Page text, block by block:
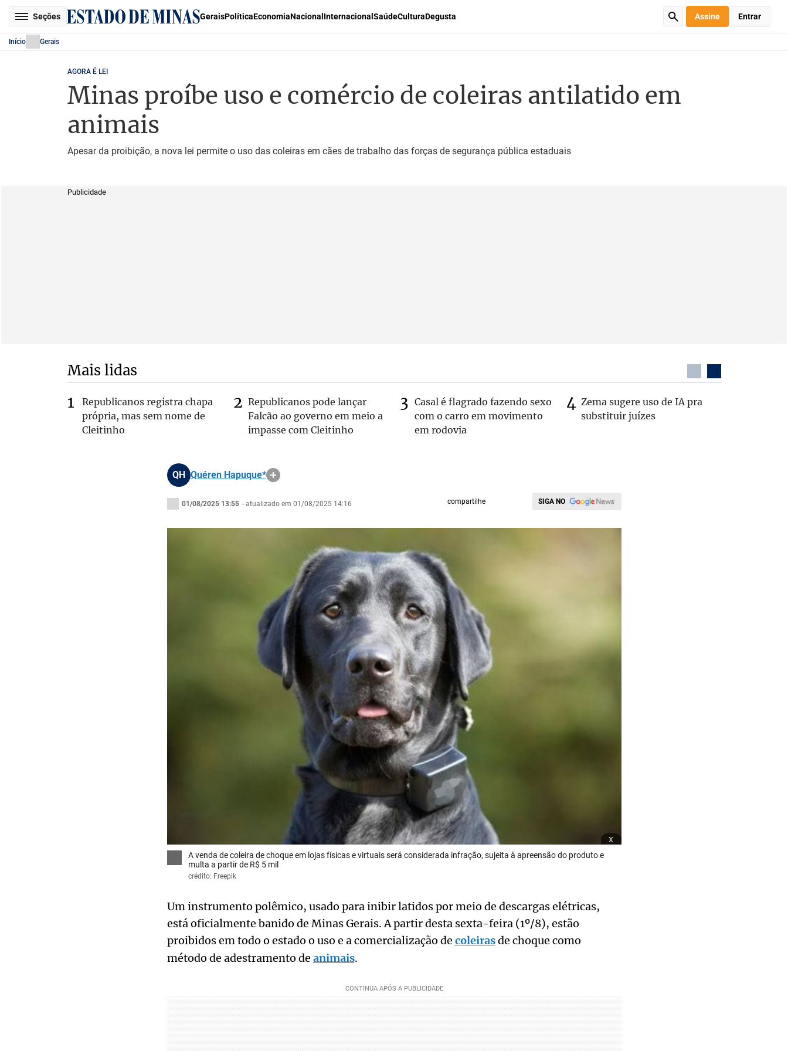
Seções GeraisPolíticaEconomiaNacional Internacional SaúdeCulturaDegusta Assine Entrar
Início Gerais
AGORA É LEI
Minas proíbe uso e comércio de coleiras antilatido em
animais
Apesar da proibição, a nova lei permite o uso das coleiras em cães de trabalho das forças de segurança pública estaduais
Publicidade
Mais lidas
Republicanos registra chapa
própria, mas sem nome de
Cleitinho
Republicanos pode lançar
Falcão ao governo em meio a
impasse com Cleitinho
Casal é flagrado fazendo sexo
com o carro em movimento
em rodovia
Zema sugere uso de IA pra
substituir juízes
QH Quéren Hapuque*
01/08/2025 13:55 - atualizado em 01/08/2025 14:16 compartilhe SIGA NO
x
A venda de coleira de choque em lojas físicas e virtuais será considerada infração, sujeita à apreensão do produto e
multa a partir de R$ 5 mil
crédito: Freepik
Um instrumento polêmico, usado para inibir latidos por meio de descargas elétricas,
está oficialmente banido de Minas Gerais. A partir desta sexta-feira (1º/8), estão
proibidos em todo o estado o uso e a comercialização de coleirasde choque como
método de adestramento de animais.